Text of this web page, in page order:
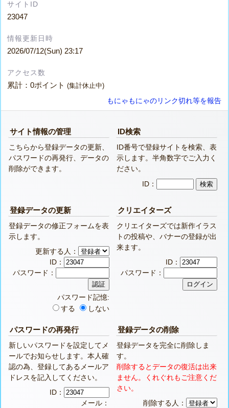
サイトID
23047
情報更新日時
2026/07/12(Sun) 23:17
アクセス数
累計：0ポイント(集計休止中)
もにゃもにゃのリンク切れ等を報告
サイト情報の管理
こちらから登録データの更新、
パスワードの再発行、データの
削除ができます。
ID検索
ID番号で登録サイトを検索、表
示します。半角数字でご入力く
ださい。
ID：
登録データの更新
登録データの修正フォームを表
示します。
更新する人：
ID：
パスワード：
パスワード記憶:
する
しない
クリエイターズ
クリエイターズでは新作イラス
トの投稿や、バナーの登録が出
来ます。
ID：
パスワード：
パスワードの再発行
新しいパスワードを設定してメ
ールでお知らせします。本人確
認の為、登録してあるメールア
ドレスを記入してください。
ID：
メール：
登録データの削除
登録データを完全に削除しま
す。
削除するとデータの復活は出来
ません。くれぐれもご注意くだ
さい。
削除する人：